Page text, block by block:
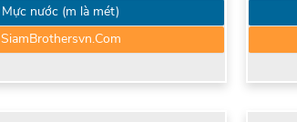
Mực nước (m là mét)
SiamBrothersvn.Com